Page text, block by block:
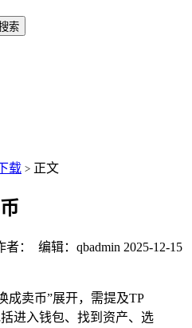
索
载 > 正文
者： 编辑：qbadmin 2025-12-15
成卖币”展开，需提及TP
进入钱包、找到资产、选